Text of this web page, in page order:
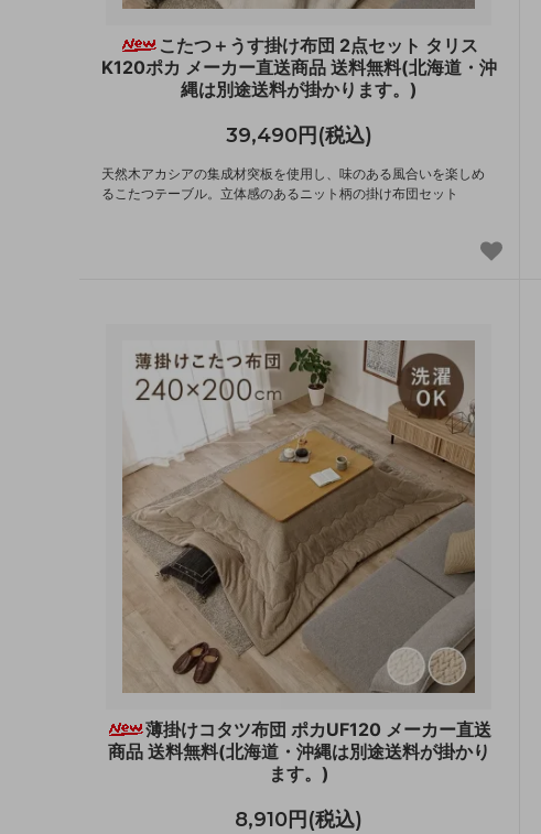
こたつ＋うす掛け布団 2点セット タリス
K120ポカ メーカー直送商品 送料無料(北海道・沖
縄は別途送料が掛かります。)
39,490円(税込)
天然木アカシアの集成材突板を使用し、味のある風合いを楽しめ
るこたつテーブル。立体感のあるニット柄の掛け布団セット
薄掛けコタツ布団 ポカUF120 メーカー直送
商品 送料無料(北海道・沖縄は別途送料が掛かり
ます。)
8,910円(税込)